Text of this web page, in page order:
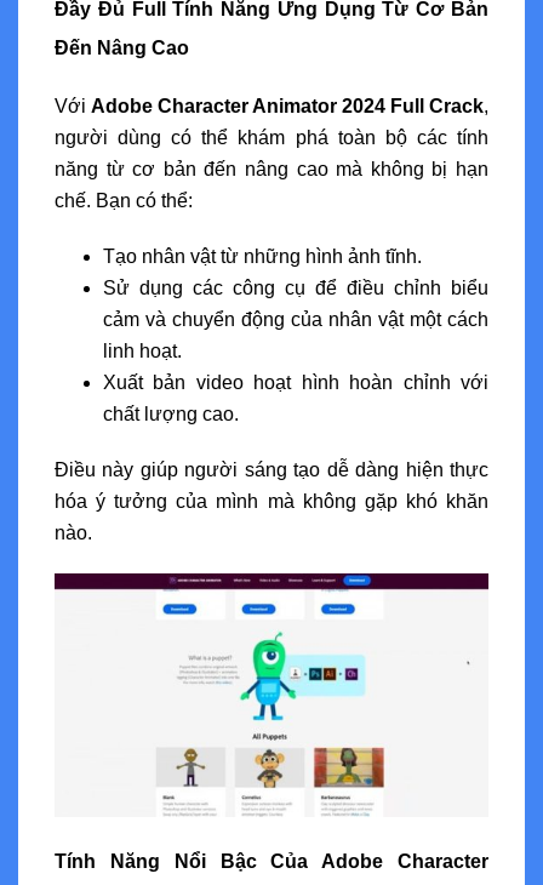
Đầy Đủ Full Tính Năng Ứng Dụng Từ Cơ Bản
Đến Nâng Cao
Với Adobe Character Animator 2024 Full Crack,
người dùng có thể khám phá toàn bộ các tính
năng từ cơ bản đến nâng cao mà không bị hạn
chế. Bạn có thể:
Tạo nhân vật từ những hình ảnh tĩnh.
Sử dụng các công cụ để điều chỉnh biểu
cảm và chuyển động của nhân vật một cách
linh hoạt.
Xuất bản video hoạt hình hoàn chỉnh với
chất lượng cao.
Điều này giúp người sáng tạo dễ dàng hiện thực
hóa ý tưởng của mình mà không gặp khó khăn
nào.
Tính Năng Nổi Bậc Của Adobe Character